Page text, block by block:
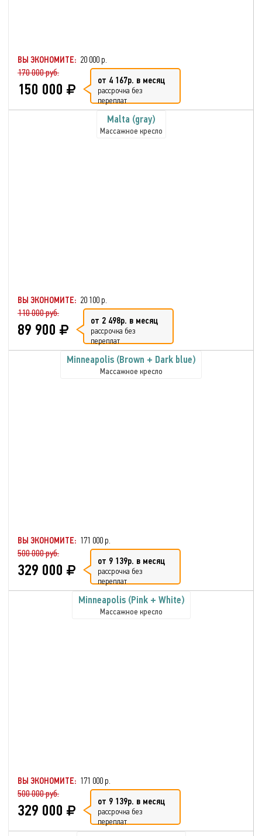
ВЫ ЭКОНОМИТЕ: 20 000 р.
170 000 руб.
150 000 от 4 167р. в месяц
рассрочка без
переплат
Malta (gray)
Массажное кресло
ВЫ ЭКОНОМИТЕ: 20 100 р.
110 000 руб.
89 900 от 2 498р. в месяц
рассрочка без
переплат
Minneapolis (Brown + Dark blue)
Массажное кресло
ВЫ ЭКОНОМИТЕ: 171 000 р.
500 000 руб.
329 000 от 9 139р. в месяц
рассрочка без
переплат
Minneapolis (Pink + White)
Массажное кресло
ВЫ ЭКОНОМИТЕ: 171 000 р.
500 000 руб.
329 000 от 9 139р. в месяц
рассрочка без
переплат